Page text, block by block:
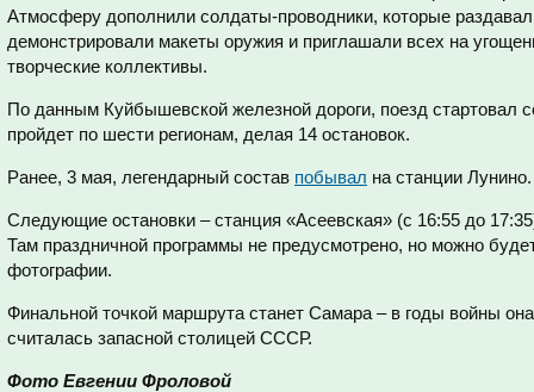
Атмосферу дополнили солдаты-проводники, которые
демонстрировали макеты оружия и приглашали всех на
творческие коллективы.
По данным Куйбышевской железной дороги, поезд стартовал
пройдет по шести регионам, делая 14 остановок.
Ранее, 3 мая, легендарный состав побывал на станции Лунино.
Следующие остановки – станция «Асеевская» (с 16:55 до
Там праздничной программы не предусмотрено, но можно
фотографии.
Финальной точкой маршрута станет Самара – в годы войны
считалась запасной столицей СССР.
Фото Евгении Фроловой